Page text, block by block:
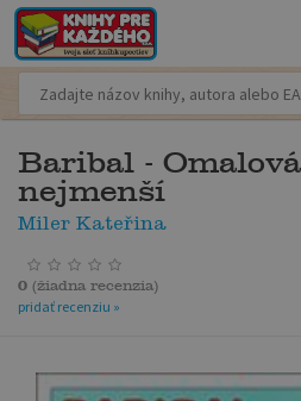
Baribal -
nejmenší
Miler Kateřina
0 (žiadna recenzia)
pridať recenziu »